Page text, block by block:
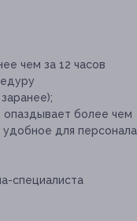
чем за 12 часов
опаздывает более чем
для персонала
специалиста